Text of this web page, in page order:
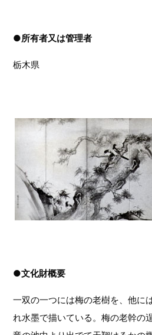
●所有者又は管理者
栃木県
●文化財概要
一双の一つには梅の老樹を、他に
れ水墨で描いている。梅の老幹の